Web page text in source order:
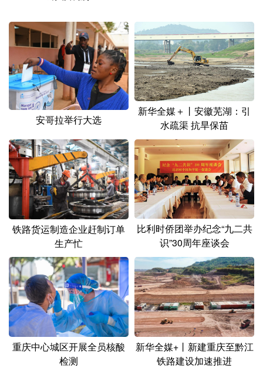
Русский язык 日本語 한국어
Deutsch Português
安哥拉举行大选
新华全媒＋丨安徽芜湖：引
水疏渠 抗旱保苗
铁路货运制造企业赶制订单
生产忙
比利时侨团举办纪念“九二共
识”30周年座谈会
重庆中心城区开展全员核酸
检测
新华全媒+丨新建重庆至黔江
铁路建设加速推进